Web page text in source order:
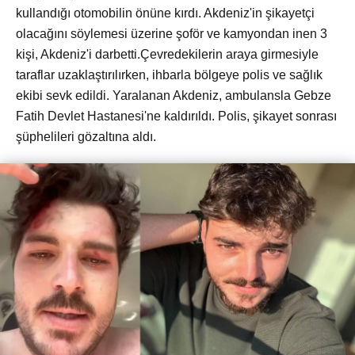
kullandığı otomobilin önüne kırdı. Akdeniz'in şikayetçi
olacağını söylemesi üzerine şoför ve kamyondan inen 3
kişi, Akdeniz'i darbetti.Çevredekilerin araya girmesiyle
taraflar uzaklaştırılırken, ihbarla bölgeye polis ve sağlık
ekibi sevk edildi. Yaralanan Akdeniz, ambulansla Gebze
Fatih Devlet Hastanesi'ne kaldırıldı. Polis, şikayet sonrası
şüphelileri gözaltına aldı.